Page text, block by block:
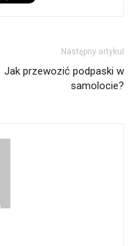
Następny artykuł
Jak przewozić podpaski w
samolocie?